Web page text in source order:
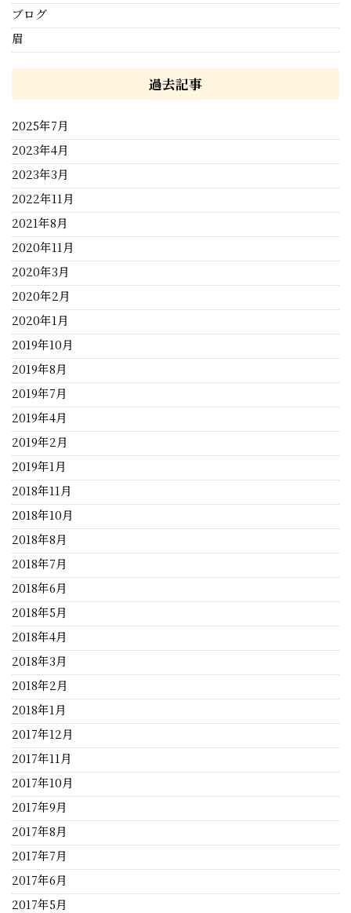
ブログ
眉
過去記事
2025年7月
2023年4月
2023年3月
2022年11月
2021年8月
2020年11月
2020年3月
2020年2月
2020年1月
2019年10月
2019年8月
2019年7月
2019年4月
2019年2月
2019年1月
2018年11月
2018年10月
2018年8月
2018年7月
2018年6月
2018年5月
2018年4月
2018年3月
2018年2月
2018年1月
2017年12月
2017年11月
2017年10月
2017年9月
2017年8月
2017年7月
2017年6月
2017年5月